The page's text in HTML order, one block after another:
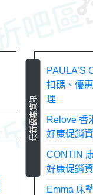
最新優惠資訊
PAULA’S
扣碼、優
理
Relove 香
好康促銷
CONTIN
好康促銷
Emma 床